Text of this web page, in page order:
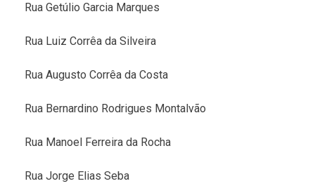
Rua Getúlio Garcia Marques
Rua Luiz Corrêa da Silveira
Rua Augusto Corrêa da Costa
Rua Bernardino Rodrigues Montalvão
Rua Manoel Ferreira da Rocha
Rua Jorge Elias Seba